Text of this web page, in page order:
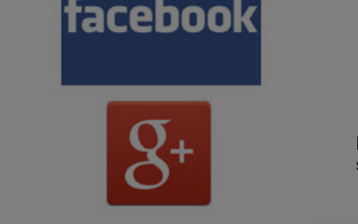
Plaque de cuisson à
Radiateur électrique